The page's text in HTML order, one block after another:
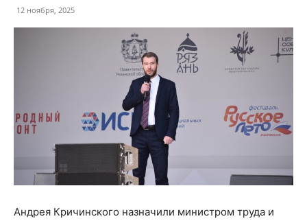
12 ноября, 2025
Андрея Кричинского назначили министром труда и